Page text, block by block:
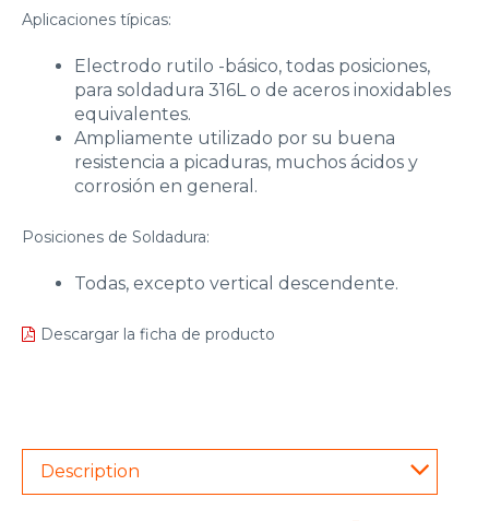
Aplicaciones típicas:
Electrodo rutilo -básico, todas posiciones,
para soldadura 316L o de aceros inoxidables
equivalentes.
Ampliamente utilizado por su buena
resistencia a picaduras, muchos ácidos y
corrosión en general.
Posiciones de Soldadura:
Todas, excepto vertical descendente.
Descargar la ficha de producto
Description